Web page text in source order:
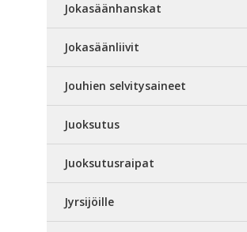
Jokasäänhanskat
Jokasäänliivit
Jouhien selvitysaineet
Juoksutus
Juoksutusraipat
Jyrsijöille